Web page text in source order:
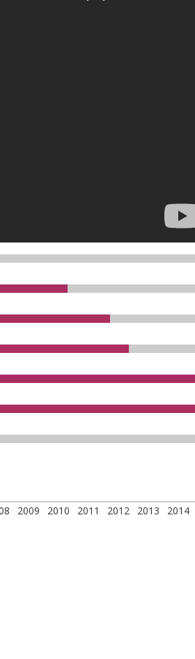
2009 2010 2011 2012 2013
2014